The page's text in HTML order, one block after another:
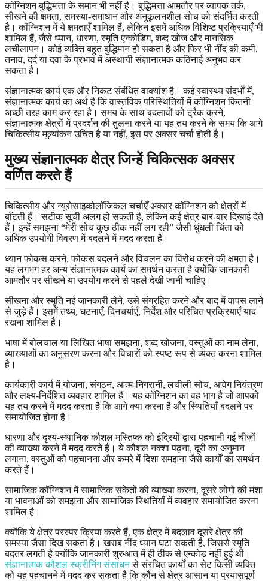
कॉग्निशन बुद्धिमत्ता के समान भी नहीं है। बुद्धिमत्ता आमतौर पर व्यापक तर्क,
सीखने की क्षमता, समस्या-समाधान और अनुकूलनशील सोच को संदर्भित करती
है। कॉग्निशन में ये क्षमताएँ शामिल हैं, लेकिन इसमें अधिक विशिष्ट प्रक्रियाएँ भी
शामिल हैं, जैसे ध्यान, धारणा, स्मृति एन्कोडिंग, शब्द खोज और मानसिक
लचीलापन। कोई व्यक्ति बहुत बुद्धिमान हो सकता है और फिर भी नींद की कमी,
तनाव, दर्द या दवा के प्रभाव में अस्थायी संज्ञानात्मक कठिनाई अनुभव कर
सकता है।
संज्ञानात्मक कार्य एक और निकट संबंधित वाक्यांश है। कई स्वास्थ्य संदर्भों में,
संज्ञानात्मक कार्य का अर्थ है कि वास्तविक परिस्थितियों में कॉग्निशन कितनी
अच्छी तरह काम कर रहा है। समय के साथ बदलावों को ट्रैक करने,
संज्ञानात्मक क्षेत्रों में प्रदर्शन की तुलना करने या यह तय करने के समय कि आगे
चिकित्सीय मूल्यांकन उचित है या नहीं, इस पर अक्सर चर्चा होती है।
मुख्य संज्ञानात्मक क्षेत्र जिन्हें चिकित्सक अक्सर
वर्णित करते हैं
चिकित्सीय और न्यूरोसाइकोलॉजिकल चर्चाएँ अक्सर कॉग्निशन को क्षेत्रों में
बाँटती हैं। सटीक सूची अलग हो सकती है, लेकिन कई क्षेत्र बार-बार दिखाई देते
हैं। इन्हें समझना “मेरी सोच कुछ ठीक नहीं लग रही” जैसी धुंधली चिंता को
अधिक उपयोगी विवरण में बदलने में मदद करता है।
ध्यान फोकस करने, फोकस बदलने और विचलन का विरोध करने की क्षमता है।
यह लगभग हर अन्य संज्ञानात्मक कार्य का समर्थन करता है क्योंकि जानकारी
आमतौर पर सीखने या उपयोग करने से पहले देखी जानी चाहिए।
सीखना और स्मृति नई जानकारी लेने, उसे संग्रहित करने और बाद में वापस लाने
से जुड़े हैं। इसमें तथ्य, घटनाएँ, दिनचर्याएँ, निर्देश और परिचित प्रक्रियाएँ याद
रखना शामिल है।
भाषा में बोलचाल या लिखित भाषा समझना, शब्द खोजना, वस्तुओं का नाम लेना,
व्याख्याओं का अनुसरण करना और विचारों को स्पष्ट रूप से व्यक्त करना शामिल
है।
कार्यकारी कार्य में योजना, संगठन, आत्म-निगरानी, लचीली सोच, आवेग नियंत्रण
और लक्ष्य-निर्देशित व्यवहार शामिल हैं। यह कॉग्निशन का वह भाग है जो आपको
यह तय करने में मदद करता है कि आगे क्या करना है और स्थितियाँ बदलने पर
समायोजित होना है।
धारणा और दृश्य-स्थानिक कौशल मस्तिष्क को इंद्रियों द्वारा पहचानी गई चीज़ों
की व्याख्या करने में मदद करते हैं। ये कौशल नक्शा पढ़ना, दूरी का अनुमान
लगाना, वस्तुओं को पहचानना और कमरे में दिशा समझना जैसे कार्यों का समर्थन
करते हैं।
सामाजिक कॉग्निशन में सामाजिक संकेतों की व्याख्या करना, दूसरे लोगों की मंशा
या भावनाओं को समझना और सामाजिक स्थितियों में व्यवहार समायोजित करना
शामिल है।
क्योंकि ये क्षेत्र परस्पर क्रिया करते हैं, एक क्षेत्र में बदलाव दूसरे क्षेत्र की
समस्या जैसा दिख सकता है। खराब नींद ध्यान घटा सकती है, जिससे स्मृति
बदतर लगती है क्योंकि जानकारी शुरुआत में ही ठीक से एन्कोड नहीं हुई थी।
संज्ञानात्मक कौशल स्क्रीनिंग संसाधनसे संरचित कार्यों का सेट किसी व्यक्ति
को यह पहचानने में मदद कर सकता है कि कौन से क्षेत्र आसान या प्रयासपूर्ण